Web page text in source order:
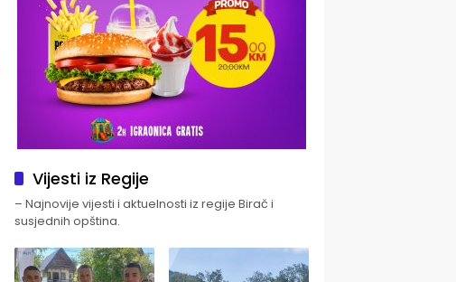
Vijesti iz Regije
– Najnovije vijesti i aktuelnosti iz regije Birač i
susjednih opština.